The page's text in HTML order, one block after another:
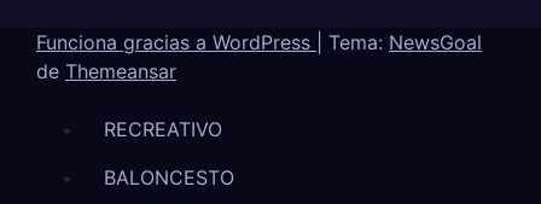
Funciona gracias a WordPress Tema: NewsGoal
de Themeansar
RECREATIVO
BALONCESTO